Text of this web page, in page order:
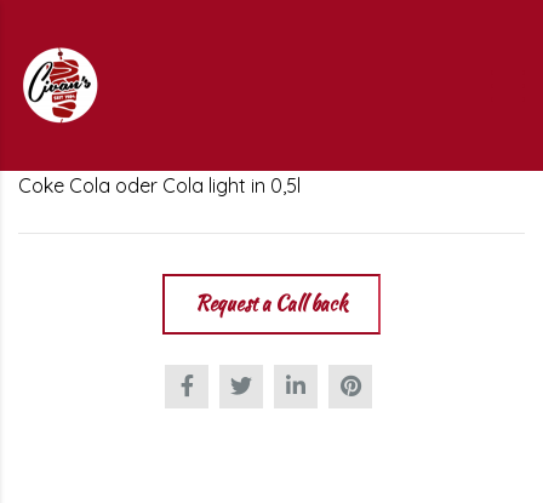
Coke Cola oder Cola light in 0,5l
Request a Call back